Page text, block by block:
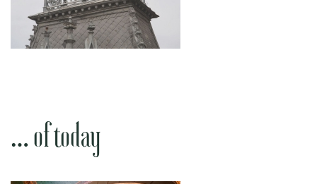
… of today